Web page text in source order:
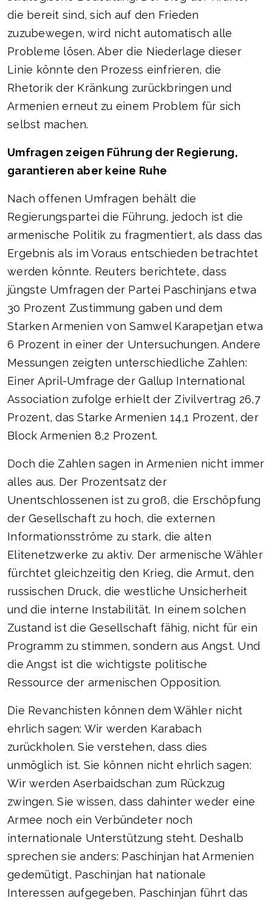
die bereit sind, sich auf den Frieden
zuzubewegen, wird nicht automatisch alle
Probleme lösen. Aber die Niederlage dieser
Linie könnte den Prozess einfrieren, die
Rhetorik der Kränkung zurückbringen und
Armenien erneut zu einem Problem für sich
selbst machen.
Umfragen zeigen Führung der Regierung,
garantieren aber keine Ruhe
Nach offenen Umfragen behält die
Regierungspartei die Führung, jedoch ist die
armenische Politik zu fragmentiert, als dass das
Ergebnis als im Voraus entschieden betrachtet
werden könnte. Reuters berichtete, dass
jüngste Umfragen der Partei Paschinjans etwa
30 Prozent Zustimmung gaben und dem
Starken Armenien von Samwel Karapetjan etwa
6 Prozent in einer der Untersuchungen. Andere
Messungen zeigten unterschiedliche Zahlen:
Einer April-Umfrage der Gallup International
Association zufolge erhielt der Zivilvertrag 26,7
Prozent, das Starke Armenien 14,1 Prozent, der
Block Armenien 8,2 Prozent.
Doch die Zahlen sagen in Armenien nicht immer
alles aus. Der Prozentsatz der
Unentschlossenen ist zu groß, die Erschöpfung
der Gesellschaft zu hoch, die externen
Informationsströme zu stark, die alten
Elitenetzwerke zu aktiv. Der armenische Wähler
fürchtet gleichzeitig den Krieg, die Armut, den
russischen Druck, die westliche Unsicherheit
und die interne Instabilität. In einem solchen
Zustand ist die Gesellschaft fähig, nicht für ein
Programm zu stimmen, sondern aus Angst. Und
die Angst ist die wichtigste politische
Ressource der armenischen Opposition.
Die Revanchisten können dem Wähler nicht
ehrlich sagen: Wir werden Karabach
zurückholen. Sie verstehen, dass dies
unmöglich ist. Sie können nicht ehrlich sagen:
Wir werden Aserbaidschan zum Rückzug
zwingen. Sie wissen, dass dahinter weder eine
Armee noch ein Verbündeter noch
internationale Unterstützung steht. Deshalb
sprechen sie anders: Paschinjan hat Armenien
gedemütigt, Paschinjan hat nationale
Interessen aufgegeben, Paschinjan führt das